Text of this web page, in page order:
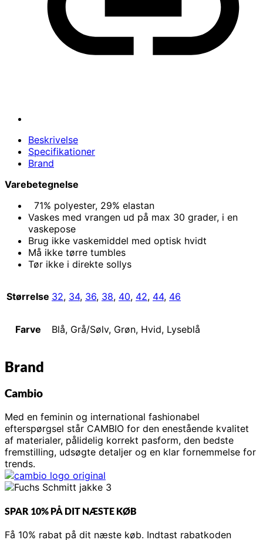
Beskrivelse
Specifikationer
Brand
Varebetegnelse
71% polyester, 29% elastan
Vaskes med vrangen ud på max 30 grader, i en
vaskepose
Brug ikke vaskemiddel med optisk hvidt
Må ikke tørre tumbles
Tør ikke i direkte sollys
Størrelse 32, 34, 36, 38, 40, 42, 44, 46
Farve Blå, Grå/Sølv, Grøn, Hvid, Lyseblå
Brand
Cambio
Med en feminin og international fashionabel
efterspørgsel står CAMBIO for den enestående kvalitet
af materialer, pålidelig korrekt pasform, den bedste
fremstilling, udsøgte detaljer og en klar fornemmelse for
trends.
SPAR 10% PÅ DIT NÆSTE KØB
Få 10% rabat på dit næste køb. Indtast rabatkoden